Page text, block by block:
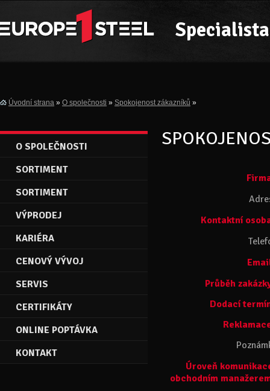
Úvodní strana » O společnosti » Spokojenost zákazníků »
O SPOLEČNOSTI
SORTIMENT
SORTIMENT
VÝPRODEJ
KARIÉRA
CENOVÝ VÝVOJ
SERVIS
CERTIFIKÁTY
ONLINE POPTÁVKA
KONTAKT
Kontaktní
Průběh
Dodací
Úroveň
obchodním